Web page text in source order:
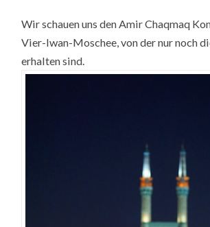
Wir schauen uns den Amir Chaqmaq
Vier-Iwan-Moschee, von der nur noch
erhalten sind.